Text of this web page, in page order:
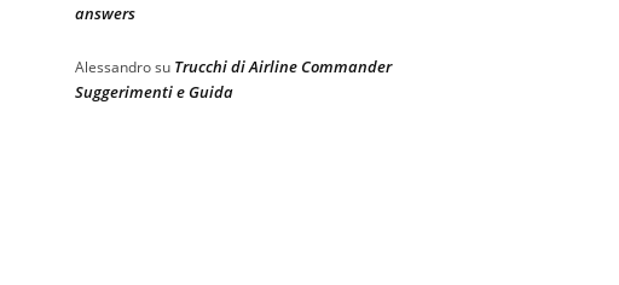
answers
Alessandrosu Trucchi di Airline Commander
Suggerimenti e Guida